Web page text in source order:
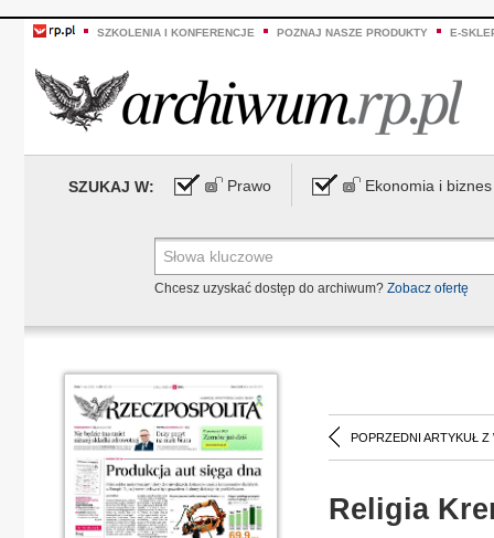
SZKOLENIA I KONFERENCJE POZNAJ NASZE PRODUKTY E-
SZUKAJ W: Prawo Ekonomia i biznes
Chcesz uzyskać dostęp do archiwum? Zobacz ofertę
POPRZEDNI ARTYKUŁ Z
Religia